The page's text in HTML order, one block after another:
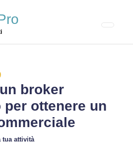
broker
ottenere un
tua attività